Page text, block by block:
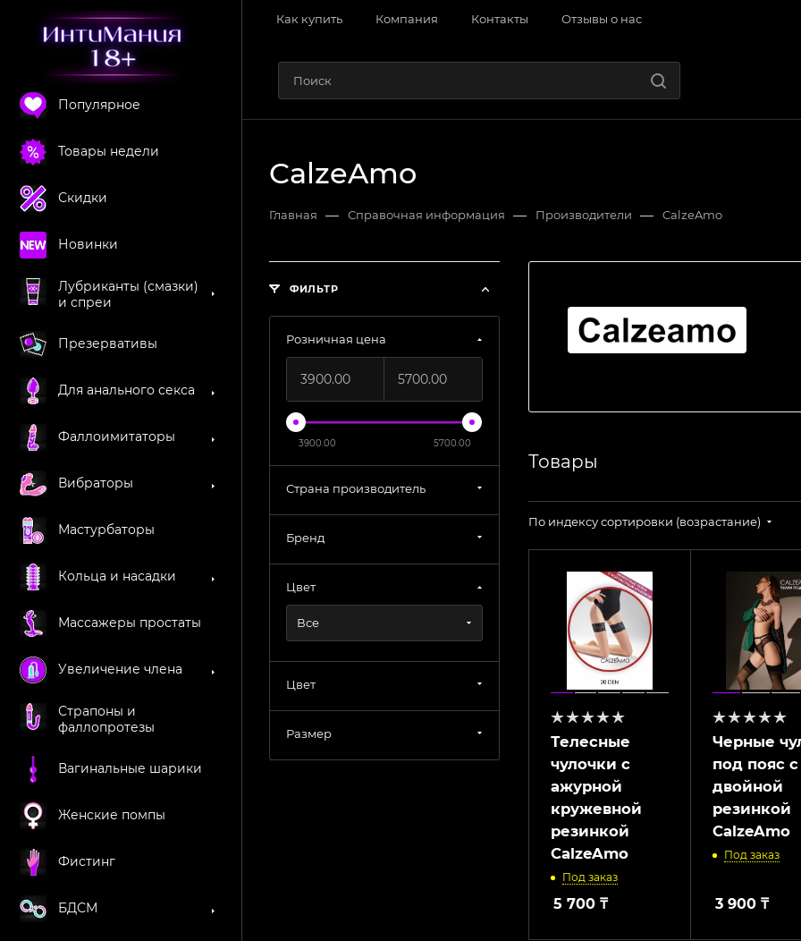
Как купить Компания Контакты Отзывы о нас
Популярное
Товары недели
Скидки
Новинки
Лубриканты (смазки)
и спреи
Презервативы
Для анального секса
Фаллоимитаторы
Вибраторы
Мастурбаторы
Кольца и насадки
Массажеры простаты
Увеличение члена
Страпоны и
фаллопротезы
Вагинальные шарики
Женские помпы
Фистинг
БДСМ
CalzeAmo
Главная — Справочная информация — Производители — CalzeAmo
Товары
По индексу сортировки (возрастание)
Телесные
чулочки с
ажурной
кружевной
резинкой
CalzeAmo
Под заказ
5 700 ₸
Черные
под пояс с
двойной
резинкой
CalzeAmo
Под заказ
3 900₸
ФИЛЬТР
Розничная цена
3900.00 5700.00
Страна производитель
Бренд
Цвет
Все
Цвет
Размер